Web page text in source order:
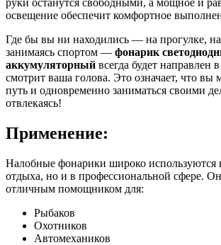
руки останутся свободными, а мощное и
освещение обеспечит комфортное
Где бы вы ни находились — на прогулке,
занимаясь спортом — фонарик
аккумуляторный всегда будет направлен
смотрит ваша голова. Это означает, что вы
путь и одновременно заниматься своими
отвлекаясь!
Применение:
Налобные фонарики широко используются
отдыха, но и в профессиональной сфере.
отличным помощником для:
Рыбаков
Охотников
Автомехаников